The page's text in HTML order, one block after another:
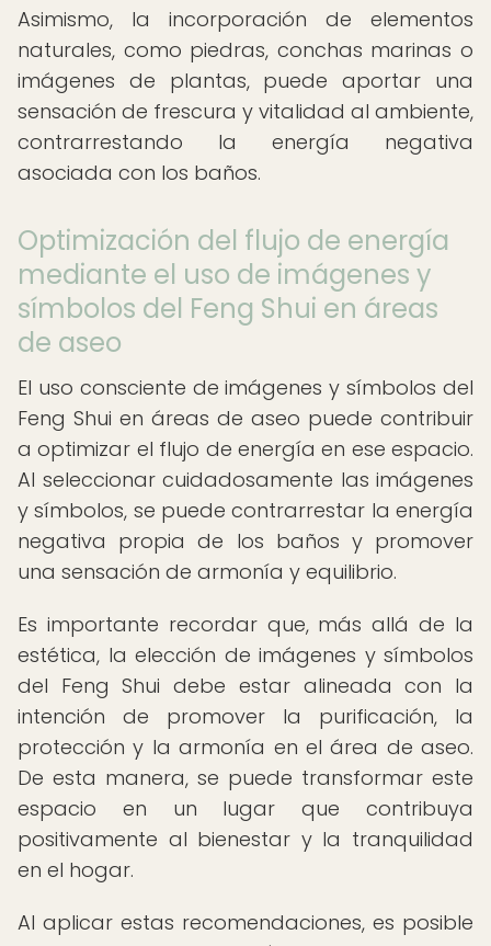
Asimismo, la incorporación de elementos
naturales, como piedras, conchas marinas o
imágenes de plantas, puede aportar una
sensación de frescura y vitalidad al ambiente,
contrarrestando la energía negativa
asociada con los baños.
Optimización del flujo de energía
mediante el uso de imágenes y
símbolos del Feng Shui en áreas
de aseo
El uso consciente de imágenes y símbolos del
Feng Shui en áreas de aseo puede contribuir
a optimizar el flujo de energía en ese espacio.
Al seleccionar cuidadosamente las imágenes
y símbolos, se puede contrarrestar la energía
negativa propia de los baños y promover
una sensación de armonía y equilibrio.
Es importante recordar que, más allá de la
estética, la elección de imágenes y símbolos
del Feng Shui debe estar alineada con la
intención de promover la purificación, la
protección y la armonía en el área de aseo.
De esta manera, se puede transformar este
espacio en un lugar que contribuya
positivamente al bienestar y la tranquilidad
en el hogar.
Al aplicar estas recomendaciones, es posible